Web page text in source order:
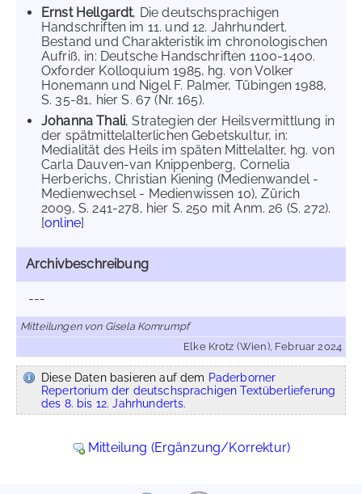
Ernst Hellgardt, Die deutschsprachigen
Handschriften im 11. und 12. Jahrhundert.
Bestand und Charakteristik im chronologischen
Aufriß, in: Deutsche Handschriften 1100-1400.
Oxforder Kolloquium 1985, hg. von Volker
Honemann und Nigel F. Palmer, Tübingen 1988,
S. 35-81, hier S. 67 (Nr. 165).
Johanna Thali, Strategien der Heilsvermittlung in
der spätmittelalterlichen Gebetskultur, in:
Medialität des Heils im späten Mittelalter, hg. von
Carla Dauven-van Knippenberg, Cornelia
Herberichs, Christian Kiening (Medienwandel -
Medienwechsel - Medienwissen 10), Zürich
2009, S. 241-278, hier S. 250 mit Anm. 26 (S. 272).
[online]
Archivbeschreibung
---
Mitteilungen von Gisela Kornrumpf
Elke Krotz (Wien), Februar 2024
Diese Daten basieren auf dem Paderborner
Repertorium der deutschsprachigen Textüberlieferung
des 8. bis 12. Jahrhunderts.
Mitteilung (Ergänzung/Korrektur)